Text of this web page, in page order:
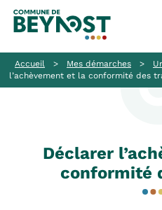
Accueil > Mes démarches >
l’achèvement et la conformité des
Déclarer
conformité